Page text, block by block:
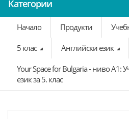
Категории
Начало
Продукти
5 клас Английски език
Your Space for Bulgaria - ниво A1:
език за 5. клас